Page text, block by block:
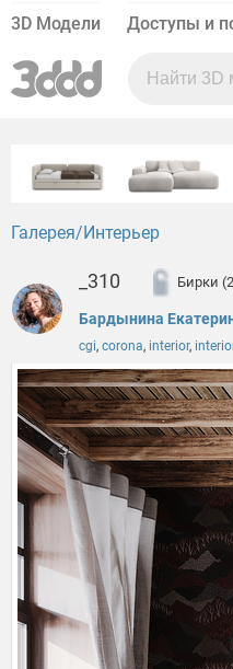
3D Модели Доступы и
Галерея Интерьер
_310 Бирки
Бардынина
cgi, corona, interior,